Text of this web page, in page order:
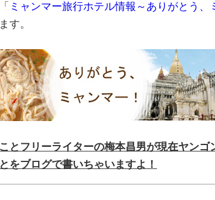
ミャンマー旅行ホテル情報～ありがとう、
す。
とフリーライターの梅本昌男が現在ヤン
をブログで書いちゃいますよ！